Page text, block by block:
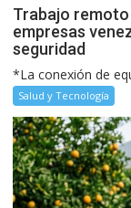
Trabajo
empresas
seguridad
*La conexión de
Salud y Tecnología